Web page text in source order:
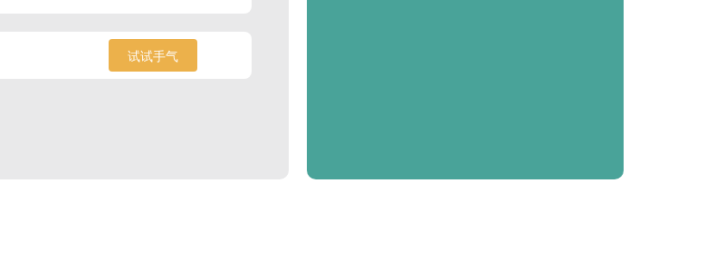
试试手气